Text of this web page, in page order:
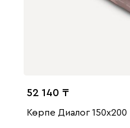
52 140
Көрпе Диалог 150x200